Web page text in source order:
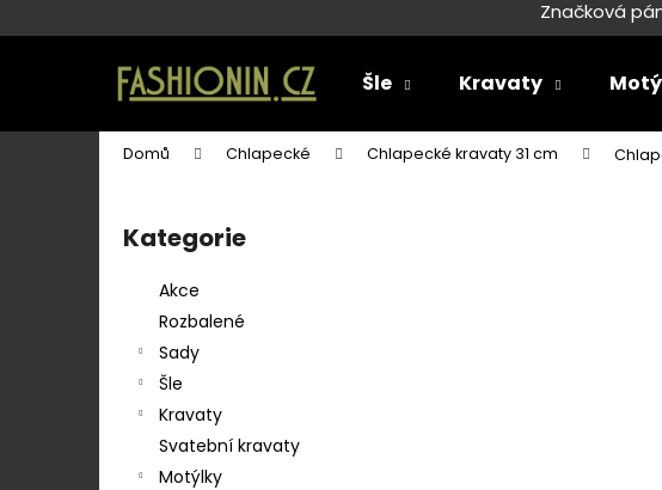
Značková
Šle Kravaty
Domů Chlapecké Chlapecké kravaty 31 cm
Přeskočit
kategorie
Kategorie
Akce
Rozbalené
Sady
Šle
Kravaty
Svatební kravaty
Motýlky
o
k
obchodu
obchodu
Co